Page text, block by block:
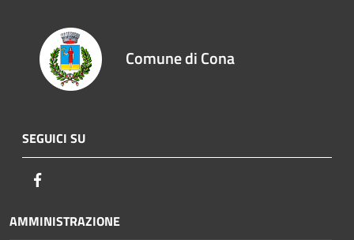
Comune di Cona
SEGUICI SU
AMMINISTRAZIONE